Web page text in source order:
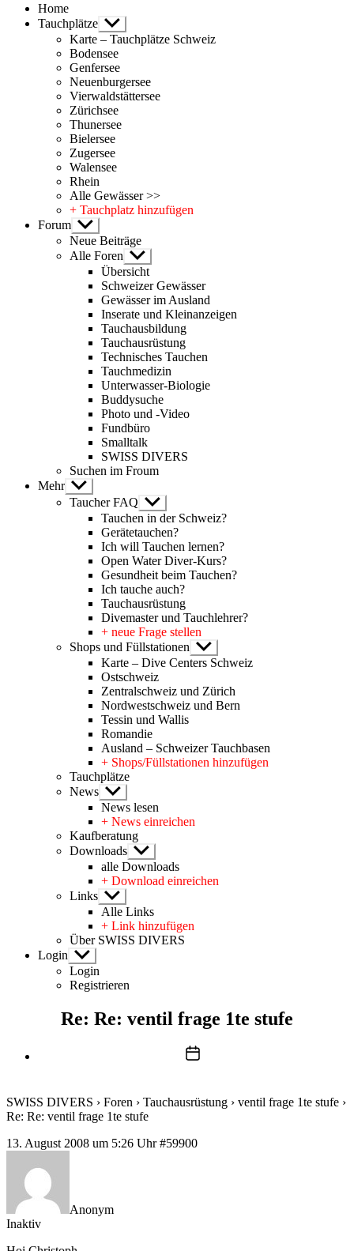
Home
Tauchplätze Untermenü
anzeigen
Karte – Tauchplätze Schweiz
Bodensee
Genfersee
Neuenburgersee
Vierwaldstättersee
Zürichsee
Thunersee
Bielersee
Zugersee
Walensee
Rhein
Alle Gewässer >>
+ Tauchplatz hinzufügen
Forum Untermenü
anzeigen
Neue Beiträge
Alle Foren Untermenü
anzeigen
Übersicht
Schweizer Gewässer
Gewässer im Ausland
Inserate und Kleinanzeigen
Tauchausbildung
Tauchausrüstung
Technisches Tauchen
Tauchmedizin
Unterwasser-Biologie
Buddysuche
Photo und -Video
Fundbüro
Smalltalk
SWISS DIVERS
Suchen im Froum
Mehr Untermenü
anzeigen
Taucher FAQ Untermenü
anzeigen
Tauchen in der Schweiz?
Gerätetauchen?
Ich will Tauchen lernen?
Open Water Diver-Kurs?
Gesundheit beim Tauchen?
Ich tauche auch?
Tauchausrüstung
Divemaster und Tauchlehrer?
+ neue Frage stellen
Shops und Füllstationen Untermenü
anzeigen
Karte – Dive Centers Schweiz
Ostschweiz
Zentralschweiz und Zürich
Nordwestschweiz und Bern
Tessin und Wallis
Romandie
Ausland – Schweizer Tauchbasen
+ Shops/Füllstationen hinzufügen
Tauchplätze
News Untermenü
anzeigen
News lesen
+ News einreichen
Kaufberatung
Downloads Untermenü
anzeigen
alle Downloads
+ Download einreichen
Links Untermenü
anzeigen
Alle Links
+ Link hinzufügen
Über SWISS DIVERS
Login Untermenü
anzeigen
Login
Registrieren
Re: Re: ventil frage 1te stufe
Beitragsdatum
SWISS DIVERS › Foren › Tauchausrüstung › ventil frage 1te stufe ›
Re: Re: ventil frage 1te stufe
13. August 2008 um 5:26 Uhr #59900
Anonym
Inaktiv